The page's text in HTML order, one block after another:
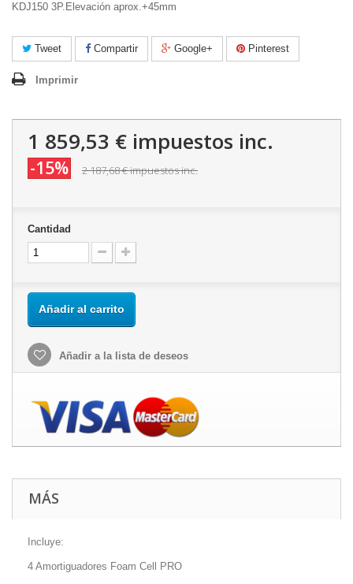
KDJ150 3P.Elevación aprox.+45mm
Tweet Compartir Google+ Pinterest
Imprimir
1 859,53 € impuestos inc.
-15% 2 187,68 €impuestos inc.
Cantidad
Añadir al carrito
Añadir a la lista de deseos
MÁS
Incluye:
4 Amortiguadores Foam Cell PRO